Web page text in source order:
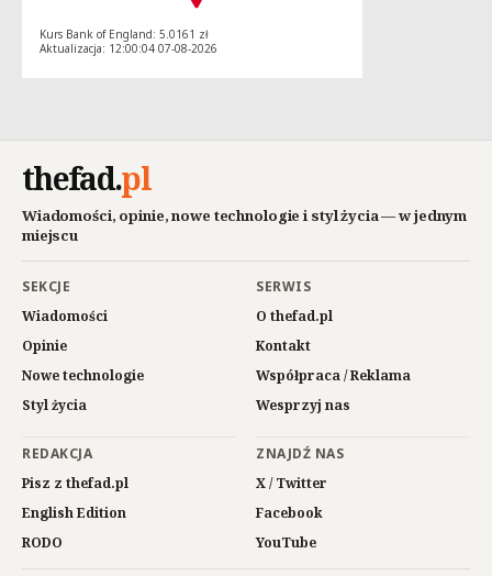
Kurs Bank of England: 5.0161 zł
Aktualizacja: 12:00:04 07-08-2026
thefad.pl
Wiadomości, opinie, nowe technologie i styl życia — w jednym
miejscu
SEKCJE
Wiadomości
Opinie
Nowe technologie
Styl życia
SERWIS
O thefad.pl
Kontakt
Współpraca / Reklama
Wesprzyj nas
REDAKCJA
Pisz z thefad.pl
English Edition
RODO
ZNAJDŹ NAS
X / Twitter
Facebook
YouTube